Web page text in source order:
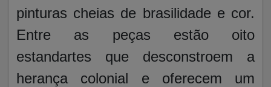
pinturas cheias de brasilidade e cor.
Entre as peças estão oito
estandartes que desconstroem a
herança colonial e oferecem um